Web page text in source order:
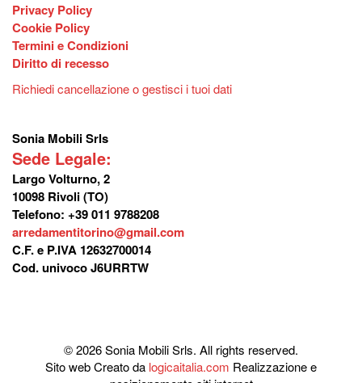
Privacy Policy
Cookie Policy
Termini e Condizioni
Diritto di recesso
Richiedi cancellazione o gestisci i tuoi dati
Sonia Mobili Srls
Sede Legale:
Largo Volturno, 2
10098 Rivoli (TO)
Telefono: +39 011 9788208
arredamentitorino@gmail.com
C.F. e P.IVA 12632700014
Cod. univoco J6URRTW
© 2026 Sonia Mobili Srls. All rights reserved.
Sito web Creato da logicaitalia.com Realizzazione e